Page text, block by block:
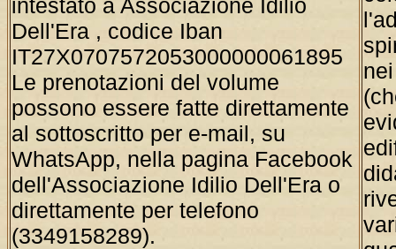
intestato a Associazione Idilio
Dell'Era , codice Iban
IT27X0707572053000000061895
Le prenotazioni del volume
possono essere fatte direttamente
al sottoscritto per e-mail, su
WhatsApp, nella pagina Facebook
dell'Associazione Idilio Dell'Era o
direttamente per telefono
(3349158289).